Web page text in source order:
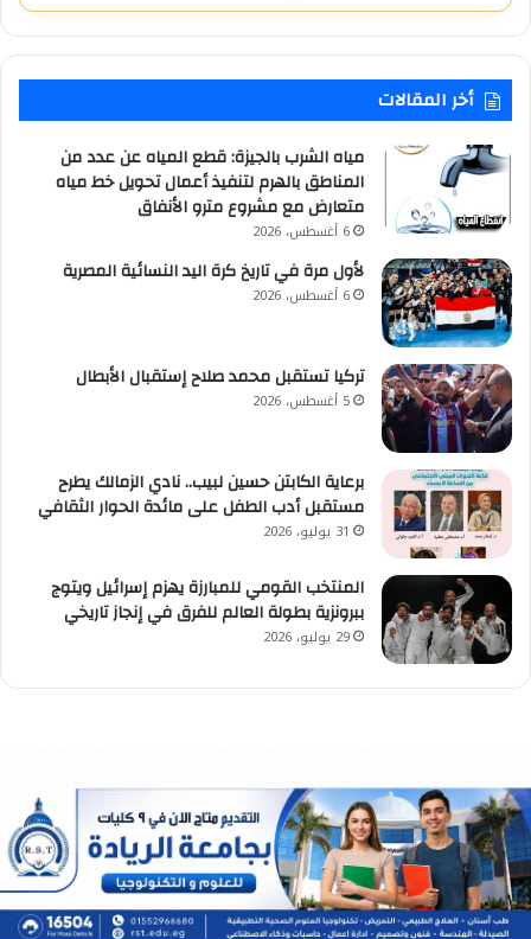
أخر المقالات
مياه الشرب بالجيزة: قطع المياه عن عدد من
المناطق بالهرم لتنفيذ أعمال تحويل خط مياه
متعارض مع مشروع مترو الأنفاق
6 أغسطس، 2026
لأول مرة في تاريخ كرة اليد النسائية المصرية
6 أغسطس، 2026
تركيا تستقبل محمد صلاح إستقبال الأبطال
5 أغسطس، 2026
برعاية الكابتن حسين لبيب.. نادي الزمالك يطرح
مستقبل أدب الطفل على مائدة الحوار الثقافي
31 يوليو، 2026
المنتخب القومي للمبارزة يهزم إسرائيل ويتوج
ببرونزية بطولة العالم للفرق في إنجاز تاريخي
29 يوليو، 2026